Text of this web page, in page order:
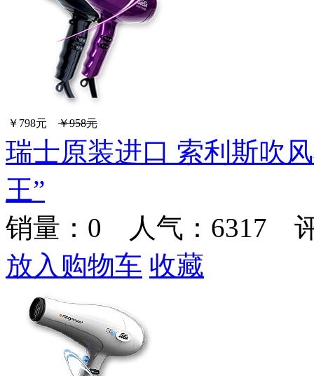
￥798元 ￥958元
瑞士原装进口 索利斯吹
王”
销量： 0 人气：6317
放入购物车 收藏